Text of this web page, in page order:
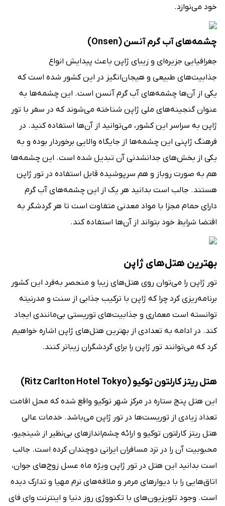
خود می‌نوازد.
چشمه‌های آب گرم آنسن (Onsen)
جغرافیایی جزیره‌ای و زیبای ژاپن باعث پیدایش انواع
جذابیت‌های طبیعی و هیجان‌انگیز در این کشور شده است که
یکی از آ‌ن‌ها چشمه‌های آب گرم آنسن است. این چشمه‌ها به
عنوان گنجینه‌های ملی ژاپن شناخته می‌شوند که در سفر با تور
ژاپن به سراسر این کشور، می‌توانید از آن‌ها استفاده کنید. در
فرهنگ ژاپنی این چشمه‌ها از جایگاه والایی برخوردار بوده و به
یکی از بخش‌های جدانشدنی آن تبدیل شده است. این چشمه‌ها
هم به صورت روباز و هم سرپوشیده قابل استفاده در تور ژاپن
هستند. جالب است بدانید هر یک از این چشمه‌های آب گرم
دارای حمام مجزا با مواد معدنی متفاوت است تا هر گردشگر به
اقتضا شرایط خود بتواند از آن‌ها استفاده کند.
بهترین هتل‌های ژاپن
تور ژاپن را می‌توان روی هتل‌های زیبا و منحصر به‌فرد این کشور
برنامه‌ریزی کرد چرا که ژاپن با ترکیب جذابی از سنت و مدرنیته
توانسته است معماری و جذابیت‌های توریستی بی‌مانندی ایجاد
کند. در ادامه به تعدادی از بهترین هتل‌های ژاپن اشاره خواهیم
کرد که می‌توانند تور ژاپن را برای گردشگران زیباتر کنند.
هتل ریتز کارلتون توکیو (Ritz Carlton Hotel Tokyo)
این هتل پنج ستاره در مرکز شهر توکیو واقع شده که محل اقامت
تعداد زیادی از توریست‌ها در تور ژاپن می‌باشد. خدمات عالی
هتل ریتز کارلتون توکیو و ارائه چشم‌اندازهای بی‌نظیر از شینجیو،
محبوبیت آن را در نزد مسافران ایرانی دوچندان کرده است. جالب
است بدانید این هتل در تور ژاپن ویژه ماه عسل زوج‌های جوان،
اتاق‌هایی را با دیوارهای مرمر و ملافه‌های نرم مهیا و تدارک دیده
است. وجود تلویزیون‌های با تکنووژی روز دنیا و اینترنت وای فای